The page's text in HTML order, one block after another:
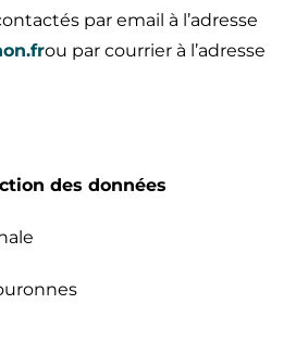
par email à l’adresse
ou par courrier à l’adresse
des données